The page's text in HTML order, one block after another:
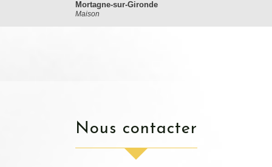
Mortagne-sur-Gironde
Maison
nous contacter